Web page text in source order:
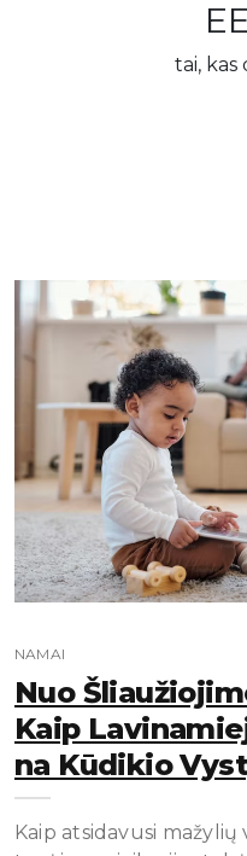
tai, kas
NAMAI
Nuo
Kaip
Na Kūdikio
Kaip atsidavusi mažylių